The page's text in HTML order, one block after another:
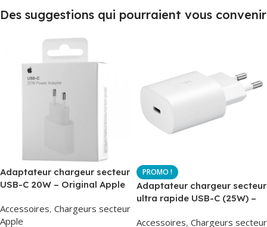
Des suggestions qui pourraient vous convenir
Adaptateur chargeur secteur
USB-C 20W – Original Apple
Original
Accessoires, Chargeurs secteur
Apple
Adaptateur chargeur secteur
ultra rapide USB-C (25W) –
EP-TA800
Accessoires, Chargeurs secteur